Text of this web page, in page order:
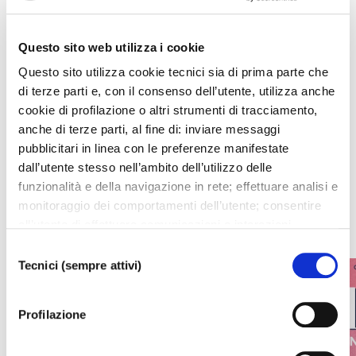
Questo sito web utilizza i cookie
Questo sito utilizza cookie tecnici sia di prima parte che
di terze parti e, con il consenso dell’utente, utilizza anche
cookie di profilazione o altri strumenti di tracciamento,
anche di terze parti, al fine di: inviare messaggi
pubblicitari in linea con le preferenze manifestate
dall’utente stesso nell’ambito dell’utilizzo delle
funzionalità e della navigazione in rete; effettuare analisi e
monitoraggio dei comportamenti dell’utente; consentire
TUTTI”, l’utente acconsente all’uso di tutti i cookie non
tecnici, inclusi quindi quelli di profilazione, analitici e
social. Il consenso è facoltativo e può essere revocato in
qualsiasi momento. Se l’utente desidera modificare le
delTecnici (sempre attivi)
Profilazione
Upcoming events
All upcoming events from La Fenice or Malibran Theater
WHAT'S ON